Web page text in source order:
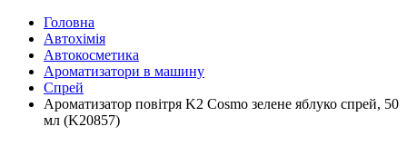
Головна
Автохімія
Автокосметика
Ароматизатори в машину
Спрей
Ароматизатор повітря K2 Cosmo зелене яблуко спрей, 50
мл (K20857)